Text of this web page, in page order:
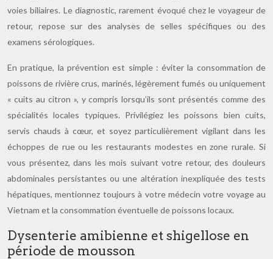
voies biliaires. Le diagnostic, rarement évoqué chez le voyageur de
retour, repose sur des analyses de selles spécifiques ou des
examens sérologiques.
En pratique, la prévention est simple : éviter la consommation de
poissons de rivière crus, marinés, légèrement fumés ou uniquement
« cuits au citron », y compris lorsqu’ils sont présentés comme des
spécialités locales typiques. Privilégiez les poissons bien cuits,
servis chauds à cœur, et soyez particulièrement vigilant dans les
échoppes de rue ou les restaurants modestes en zone rurale. Si
vous présentez, dans les mois suivant votre retour, des douleurs
abdominales persistantes ou une altération inexpliquée des tests
hépatiques, mentionnez toujours à votre médecin votre voyage au
Vietnam et la consommation éventuelle de poissons locaux.
Dysenterie amibienne et shigellose en
période de mousson